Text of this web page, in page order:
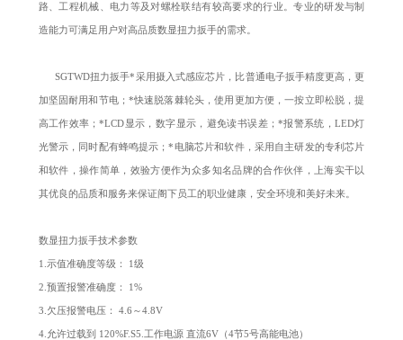
路、工程机械、电力等及对螺栓联结有较高要求的行业。专业的研发与制
造能力可满足用户对高品质数显扭力扳手的需求。
SGTWD扭力扳手*采用摄入式感应芯片，比普通电子扳手精度更高，更
加坚固耐用和节电；*快速脱落棘轮头，使用更加方便，一按立即松脱，提
高工作效率；*LCD显示，数字显示，避免读书误差；*报警系统，LED灯
光警示，同时配有蜂鸣提示；*电脑芯片和软件，采用自主研发的专利芯片
和软件，操作简单，效验方便作为众多知名品牌的合作伙伴，上海实干以
其优良的品质和服务来保证阁下员工的职业健康，安全环境和美好未来。
数显扭力扳手技术参数
1.示值准确度等级： 1级
2.预置报警准确度： 1%
3.欠压报警电压： 4.6～4.8V
4.允许过载到 120%F.S5.工作电源 直流6V（4节5号高能电池）